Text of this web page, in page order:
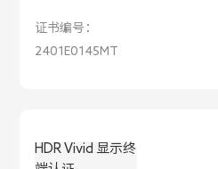
证书编号：
2401E0145MT
HDR Vivid 显示终